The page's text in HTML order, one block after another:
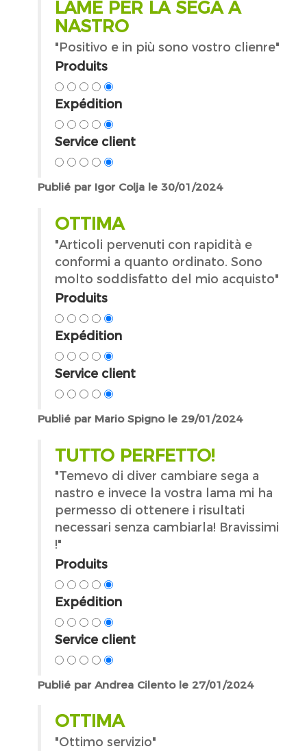
LAME PER LA SEGA A
NASTRO
"Positivo e in più sono vostro clienre"
Produits
Expédition
Service client
Publié par Igor Colja le 30/01/2024
OTTIMA
"Articoli pervenuti con rapidità e
conformi a quanto ordinato. Sono
molto soddisfatto del mio acquisto"
Produits
Expédition
Service client
Publié par Mario Spigno le 29/01/2024
TUTTO PERFETTO!
"Temevo di diver cambiare sega a
nastro e invece la vostra lama mi ha
permesso di ottenere i risultati
necessari senza cambiarla! Bravissimi
!"
Produits
Expédition
Service client
Publié par Andrea Cilento le 27/01/2024
OTTIMA
"Ottimo servizio"